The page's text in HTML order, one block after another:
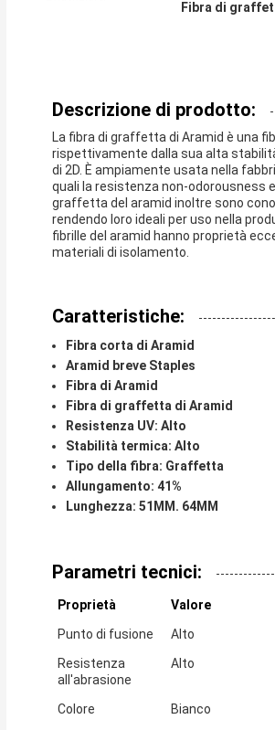
Fibra di
Descrizione di prodotto:
La fibra di graffetta di Aramid è una
rispettivamente dalla sua alta
di 2D. È ampiamente usata nella
quali la resistenza non-odorousness
graffetta del aramid inoltre sono
rendendo loro ideali per uso nella
fibrille del aramid hanno proprietà
materiali di isolamento.
Caratteristiche:
Fibra corta di Aramid
Aramid breve Staples
Fibra di Aramid
Fibra di graffetta di Aramid
Resistenza UV: Alto
Stabilità termica: Alto
Tipo della fibra: Graffetta
Allungamento: 41%
Lunghezza: 51MM. 64MM
Parametri tecnici:
Proprietà
Valore
Punto di fusione
Alto
Resistenza
all'abrasione
Alto
Colore
Bianco